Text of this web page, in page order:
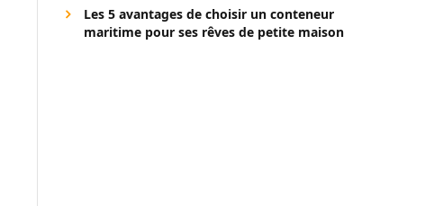
Les 5 avantages de choisir un conteneur
maritime pour ses rêves de petite maison